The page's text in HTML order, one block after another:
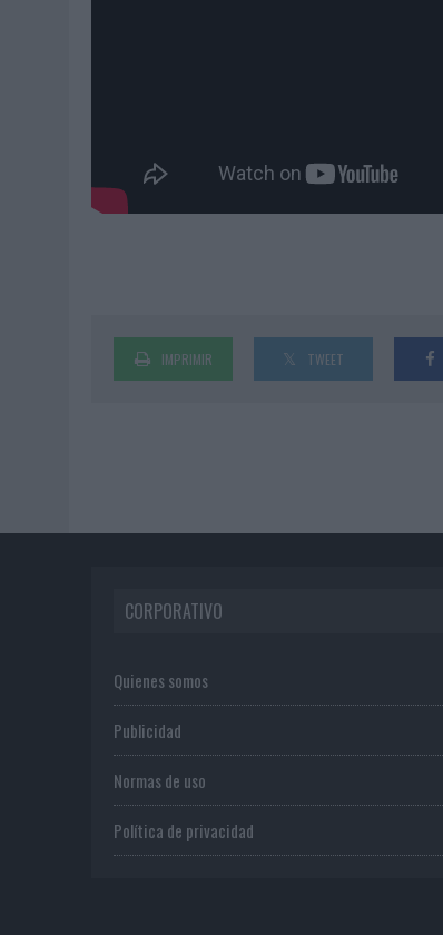
IMPRIMIR TWEET
CORPORATIVO
Quienes somos
Publicidad
Normas de uso
Política de privacidad